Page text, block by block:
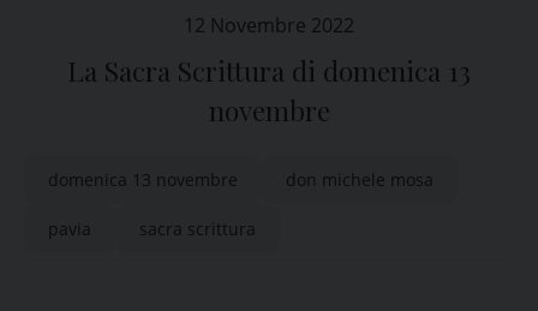
12 Novembre 2022
La Sacra Scrittura di domenica 13
novembre
domenica 13 novembre don michele mosa
pavia sacra scrittura